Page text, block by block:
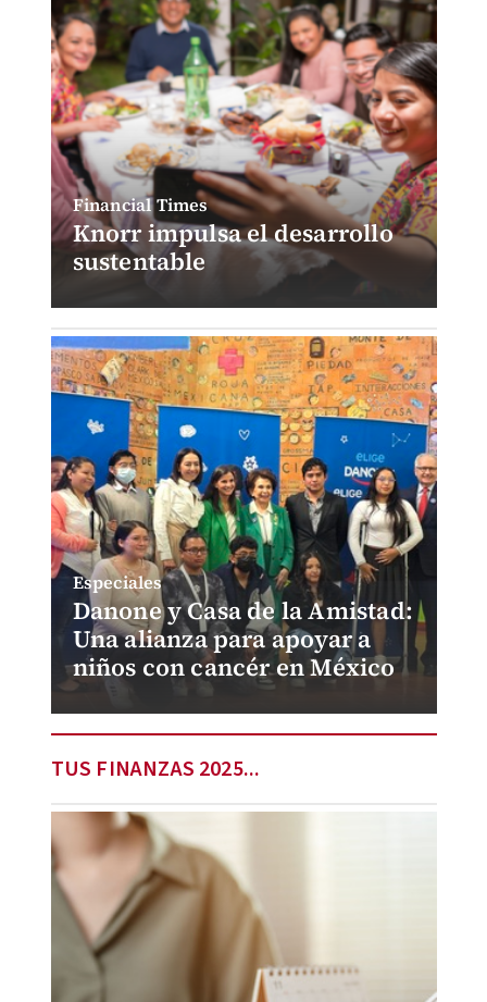
Knorr impulsa el desarrollo
sustentable
Financial Times
Danone y Casa de la Amistad:
Una alianza para apoyar a
niños con cancér en México
Especiales
TUS FINANZAS 2025...